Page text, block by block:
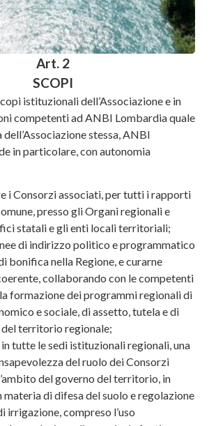
Art. 2
SCOPI
istituzionali dell’Associazione e in
competenti ad ANBI Lombardia quale
stessa, ANBI
in particolare, con autonomia
i Consorzi associati, per tutti i rapporti
presso gli Organi regionali e
statali e gli enti locali territoriali;
di indirizzo politico e programmatico
bonifica nella Regione, e curarne
collaborando con le competenti
formazione dei programmi regionali di
e sociale, di assetto, tutela e di
territorio regionale;
tutte le sedi istituzionali regionali, una
del ruolo dei Consorzi
del governo del territorio, in
di difesa del suolo e regolazione
irrigazione, compreso l’uso